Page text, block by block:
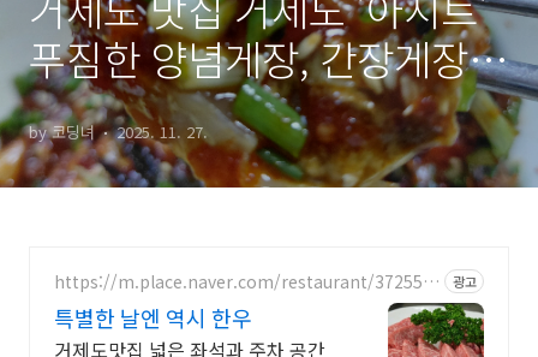
푸짐한 양념게장, 간장게장
정식과 생선구이 거제도 가볼
만한곳 거제도 여행
by 코딩녀 2025. 11. 27.
https://m.place.naver.com/restaurant/372556
광고
특별한 날엔 역시 한우
거제도맛집 넓은 좌석과 주차 공간